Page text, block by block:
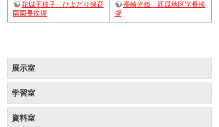
花城千枝子 ひよどり保育
園園長挨拶
長崎光義 西原地区字長挨
拶
展示室
学習室
資料室